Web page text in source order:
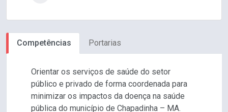
Competências Portarias
Orientar os serviços de saúde do setor
público e privado de forma coordenada para
minimizar os impactos da doença na saúde
pública do município de Chapadinha – MA.